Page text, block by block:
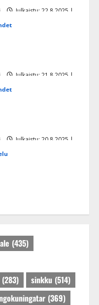
Julkaistu: 22.8.2025 |
Julkaistu: 21.8.2025 |
Julkaistu: 20.8.2025 |
Julkaistu: 27.4.2025 |
(435)
(283) sinkku (514)
(369)